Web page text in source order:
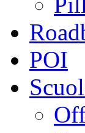
POI